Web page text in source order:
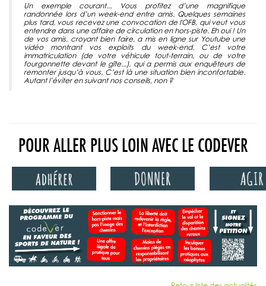
Un exemple courant... Vous profitez d’une magnifique
randonnée lors d’un week-end entre amis. Quelques semaines
plus tard, vous recevez une convocation de l'OFB, qui veut vous
entendre dans une affaire de circulation en hors-piste. Eh oui ! Un
de vos amis, croyant bien faire, a mis en ligne sur Youtube une
vidéo montrant vos exploits du week-end. C’est votre
immatriculation (de votre véhicule tout-terrain, ou de votre
fourgonnette devant le gîte...), qui a permis aux enquêteurs de
remonter jusqu’à vous. C’est là une situation bien inconfortable.
Autant l’éviter en suivant nos conseils, non ?
POUR ALLER PLUS LOIN AVEC LE CODEVER